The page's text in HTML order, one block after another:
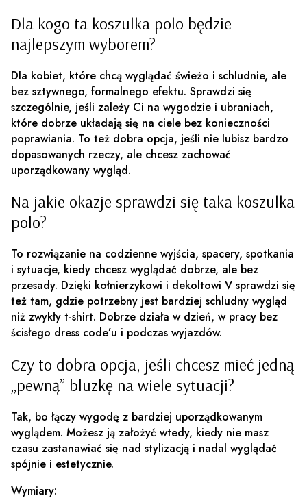
Dla kogo ta koszulka polo będzie
najlepszym wyborem?
Dla kobiet, które chcą wyglądać świeżo i schludnie, ale
bez sztywnego, formalnego efektu. Sprawdzi się
szczególnie, jeśli zależy Ci na wygodzie i ubraniach,
które dobrze układają się na ciele bez konieczności
poprawiania. To też dobra opcja, jeśli nie lubisz bardzo
dopasowanych rzeczy, ale chcesz zachować
uporządkowany wygląd.
Na jakie okazje sprawdzi się taka koszulka
polo?
To rozwiązanie na codzienne wyjścia, spacery, spotkania
i sytuacje, kiedy chcesz wyglądać dobrze, ale bez
przesady. Dzięki kołnierzykowi i dekoltowi V sprawdzi się
też tam, gdzie potrzebny jest bardziej schludny wygląd
niż zwykły t-shirt. Dobrze działa w dzień, w pracy bez
ścisłego dress code’u i podczas wyjazdów.
Czy to dobra opcja, jeśli chcesz mieć jedną
„pewną” bluzkę na wiele sytuacji?
Tak, bo łączy wygodę z bardziej uporządkowanym
wyglądem. Możesz ją założyć wtedy, kiedy nie masz
czasu zastanawiać się nad stylizacją i nadal wyglądać
spójnie i estetycznie.
Wymiary: